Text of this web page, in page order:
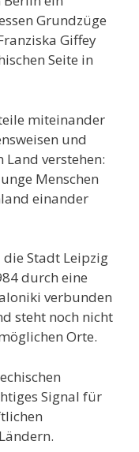
Grundzüge
Giffey
Seite in
miteinander
und
verstehen:
Menschen
einander
Stadt Leipzig
durch eine
verbunden
steht noch nicht
Orte.
Signal für